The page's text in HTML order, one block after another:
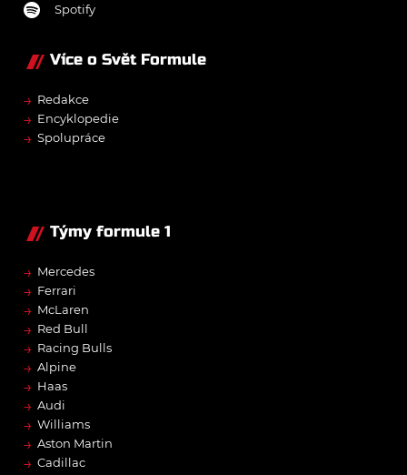
Spotify
Více o Svět Formule
→ Redakce
→ Encyklopedie
→ Spolupráce
Týmy formule 1
→ Mercedes
→ Ferrari
→ McLaren
→ Red Bull
→ Racing Bulls
→ Alpine
→ Haas
→ Audi
→ Williams
→ Aston Martin
→ Cadillac